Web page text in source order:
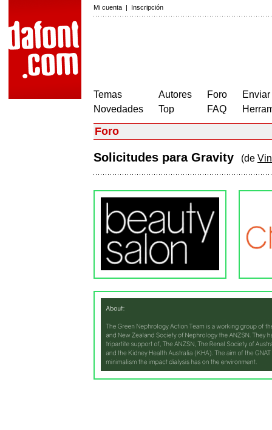
Mi cuenta | Inscripción
Temas
Novedades
Autores
Top
Foro
FAQ
Foro
Solicitudes para Gravity (de